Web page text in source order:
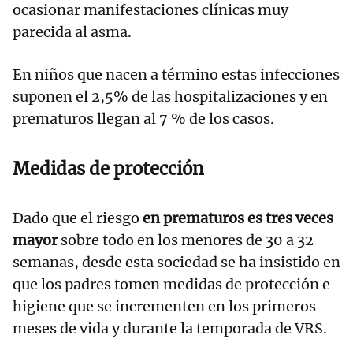
ocasionar manifestaciones clínicas muy
parecida al asma.
En niños que nacen a término estas infecciones
suponen el 2,5% de las hospitalizaciones y en
prematuros llegan al 7 % de los casos.
Medidas de protección
Dado que el riesgo en prematuros es tres veces
mayorsobre todo en los menores de 30 a 32
semanas, desde esta sociedad se ha insistido en
que los padres tomen medidas de protección e
higiene que se incrementen en los primeros
meses de vida y durante la temporada de VRS.